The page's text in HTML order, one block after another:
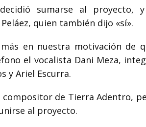
sumarse al proyecto,
quien también dijo «sí».
en nuestra motivación de
el vocalista Dani Meza,
y Ariel Escurra.
de Tierra Adentro,
al proyecto.